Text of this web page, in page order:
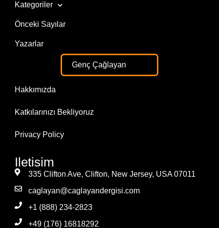
Kategoriler
Önceki Sayılar
Yazarlar
Genç Çağlayan
Hakkımızda
Katkılarınızı Bekliyoruz
Privacy Policy
Iletisim
335 Clifton Ave, Clifton, New Jersey, USA 07011
caglayan@caglayandergisi.com
+1 (888) 234-2823
+49 (176) 16818292